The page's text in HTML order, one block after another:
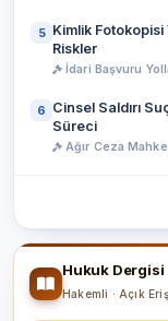
5 Kimlik
Riskler
İdari Başvuru
6 Cinsel Saldırı
Süreci
Ağır Ceza
Hukuk Dergisi
Hakemli · Açık